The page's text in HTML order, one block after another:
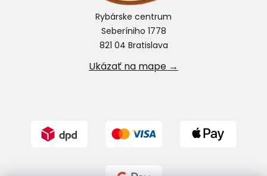
Rybárske centrum
Seberíniho 1778
821 04 Bratislava
Ukázať na mape →